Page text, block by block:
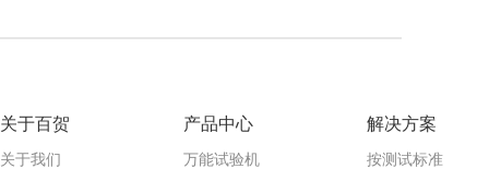
关于百贺
关于我们
产品中心
万能试验机
解决方案
按测试标准